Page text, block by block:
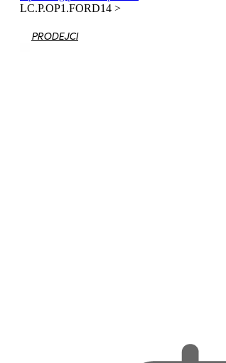
LC.P.OP1.FORD14 >
PRODEJCI